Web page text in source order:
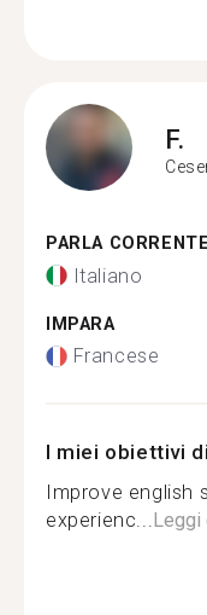
F.
PARLA
Italiano
IMPARA
Francese
I miei obiettivi
Improve english
experienc...Leggi